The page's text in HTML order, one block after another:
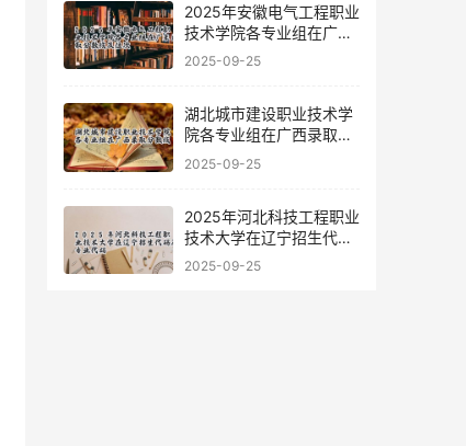
2025年安徽电气工程职业
技术学院各专业组在广东
录取分数线及位次
2025-09-25
湖北城市建设职业技术学
院各专业组在广西录取分
数线
2025-09-25
2025年河北科技工程职业
技术大学在辽宁招生代码
及专业代码
2025-09-25